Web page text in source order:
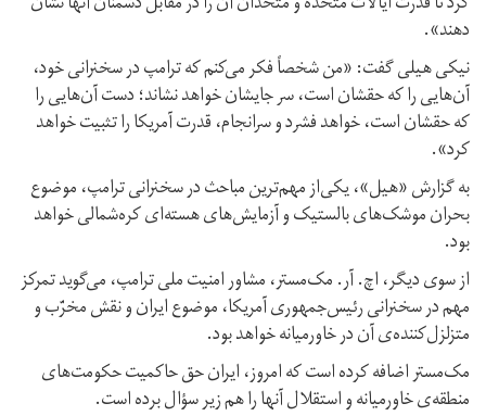
دهند».
نیکی هیلی گفت: «من شخصاً فکر می‌کنم که ترامپ در سخنرانی خود،
آن‌هایی را که حقشان است، سر جایشان خواهد نشاند؛ دست آن‌هایی را
که حقشان است، خواهد فشرد و سرانجام، قدرت آمریکا را تثبیت خواهد
کرد».
به گزارش «هیل»، یکی‌از مهم‌ترین مباحث در سخنرانی ترامپ، موضوع
بحران موشک‌های بالستیک و آزمایش‌های هسته‌ای کره‌شمالی خواهد
بود.
از سوی دیگر، اچ. آر. مک‌مستر، مشاور امنیت ملی ترامپ، می‌گوید تمرکز
مهم در سخنرانی رئیس‌جمهوری آمریکا، موضوع ایران و نقش مخرّب و
متزلزل‌کننده‌ی آن در خاورمیانه خواهد بود.
مک‌مستر اضافه کرده است که امروز، ایران حق حاکمیت حکومت‌های
منطقه‌ی خاورمیانه و استقلال آنها را هم زیر سؤال برده است.